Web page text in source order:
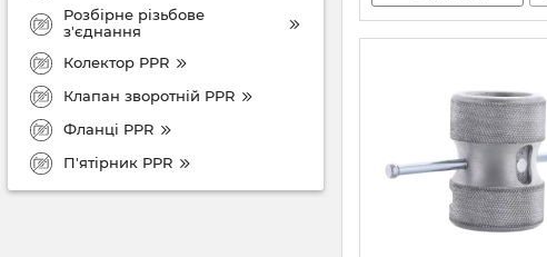
Розбірне різьбове
з'єднання
Колектор PPR
Клапан зворотній PPR
Фланці PPR
П'ятірник PPR